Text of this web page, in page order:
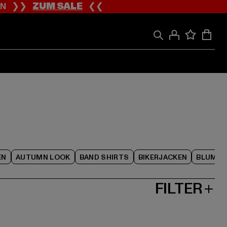
❯❯ZUM SALE❮❮
AUTUMN LOOK BAND SHIRTS BIKERJACKEN
FILTER